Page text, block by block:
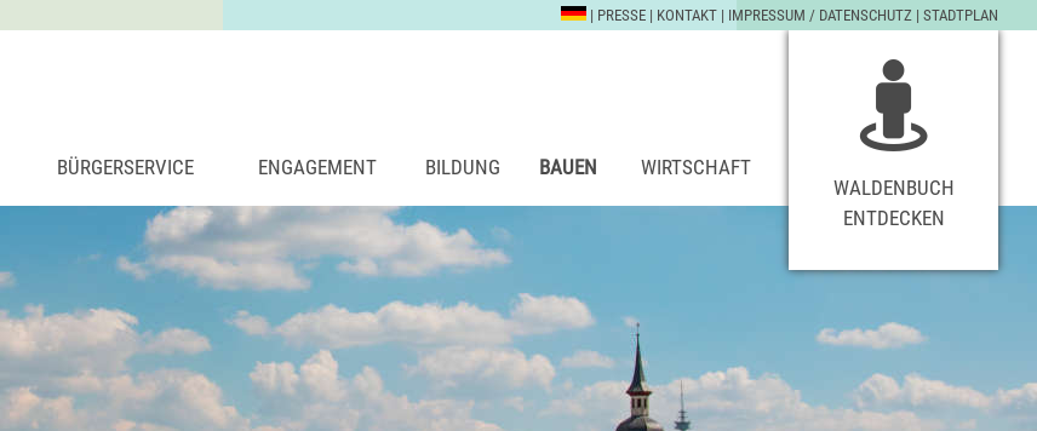
| PRESSE | KONTAKT | IMPRESSUM / DATENSCHUTZ | STADTPLAN
BÜRGERSERVICE ENGAGEMENT BILDUNG BAUEN
WIRTSCHAFT
WALDENBUCH
ENTDECKEN